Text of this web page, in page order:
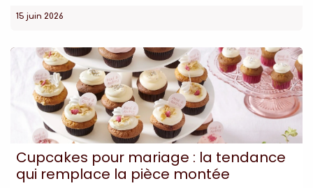
15 juin 2026
Cupcakes pour mariage : la tendance
qui remplace la pièce montée